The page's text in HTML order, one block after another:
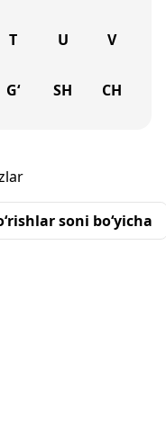
T U V
G‘ SH CH
soni bo‘yicha